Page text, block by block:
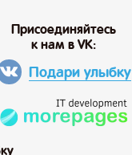
Присоединяйтесь
к нам в VK:
Подари улыбку